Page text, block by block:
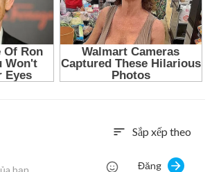
sort Sắp xếp theo
Đăng